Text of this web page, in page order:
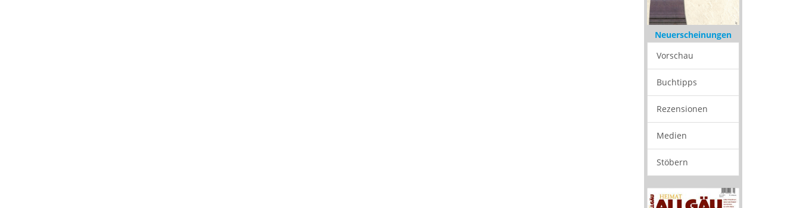
Neuerscheinungen
Vorschau
Buchtipps
Rezensionen
Medien
Stöbern